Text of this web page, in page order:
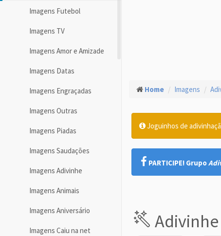
Imagens Futebol
Imagens TV
Imagens Amor e Amizade
Imagens Datas
Imagens Engraçadas
Imagens Outras
Imagens Piadas
Imagens Saudações
Imagens Adivinhe
Imagens Animais
Imagens Aniversário
Imagens Caiu na net
Home Imagens
Joguinhos de
PARTICIPE! Grupo
Adivinhe